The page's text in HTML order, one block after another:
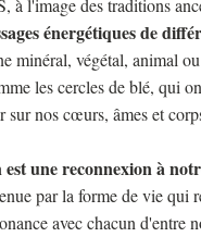
à l'image des traditions
énergétiques de
minéral, végétal, animal
les cercles de blé, qui
sur nos cœurs, âmes et
une reconnexion à
par la forme de vie qui
avec chacun d'entre